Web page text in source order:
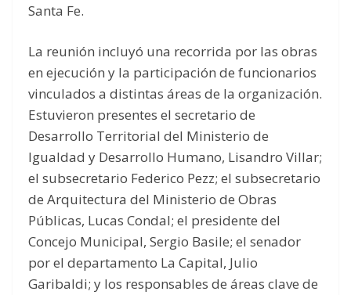
Santa Fe.
La reunión incluyó una recorrida por las obras
en ejecución y la participación de funcionarios
vinculados a distintas áreas de la organización.
Estuvieron presentes el secretario de
Desarrollo Territorial del Ministerio de
Igualdad y Desarrollo Humano, Lisandro Villar;
el subsecretario Federico Pezz; el subsecretario
de Arquitectura del Ministerio de Obras
Públicas, Lucas Condal; el presidente del
Concejo Municipal, Sergio Basile; el senador
por el departamento La Capital, Julio
Garibaldi; y los responsables de áreas clave de